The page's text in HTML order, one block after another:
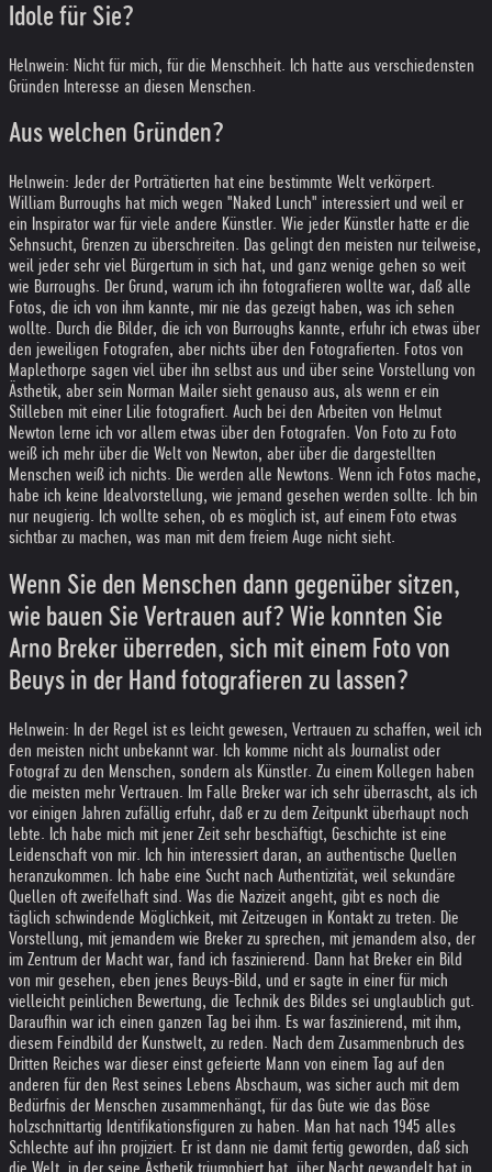
Idole für Sie?
Helnwein: Nicht für mich, für die Menschheit. Ich hatte aus verschiedensten
Gründen Interesse an diesen Menschen.
Aus welchen Gründen?
Helnwein: Jeder der Porträtierten hat eine bestimmte Welt verkörpert.
William Burroughs hat mich wegen "Naked Lunch" interessiert und weil er
ein Inspirator war für viele andere Künstler. Wie jeder Künstler hatte er die
Sehnsucht, Grenzen zu überschreiten. Das gelingt den meisten nur teilweise,
weil jeder sehr viel Bürgertum in sich hat, und ganz wenige gehen so weit
wie Burroughs. Der Grund, warum ich ihn fotografieren wollte war, daß alle
Fotos, die ich von ihm kannte, mir nie das gezeigt haben, was ich sehen
wollte. Durch die Bilder, die ich von Burroughs kannte, erfuhr ich etwas über
den jeweiligen Fotografen, aber nichts über den Fotografierten. Fotos von
Maplethorpe sagen viel über ihn selbst aus und über seine Vorstellung von
Ästhetik, aber sein Norman Mailer sieht genauso aus, als wenn er ein
Stilleben mit einer Lilie fotografiert. Auch bei den Arbeiten von Helmut
Newton lerne ich vor allem etwas über den Fotografen. Von Foto zu Foto
weiß ich mehr über die Welt von Newton, aber über die dargestellten
Menschen weiß ich nichts. Die werden alle Newtons. Wenn ich Fotos mache,
habe ich keine Idealvorstellung, wie jemand gesehen werden sollte. Ich bin
nur neugierig. Ich wollte sehen, ob es möglich ist, auf einem Foto etwas
sichtbar zu machen, was man mit dem freiem Auge nicht sieht.
Wenn Sie den Menschen dann gegenüber sitzen,
wie bauen Sie Vertrauen auf? Wie konnten Sie
Arno Breker überreden, sich mit einem Foto von
Beuys in der Hand fotografieren zu lassen?
Helnwein: In der Regel ist es leicht gewesen, Vertrauen zu schaffen, weil ich
den meisten nicht unbekannt war. Ich komme nicht als Journalist oder
Fotograf zu den Menschen, sondern als Künstler. Zu einem Kollegen haben
die meisten mehr Vertrauen. Im Falle Breker war ich sehr überrascht, als ich
vor einigen Jahren zufällig erfuhr, daß er zu dem Zeitpunkt überhaupt noch
lebte. Ich habe mich mit jener Zeit sehr beschäftigt, Geschichte ist eine
Leidenschaft von mir. Ich hin interessiert daran, an authentische Quellen
heranzukommen. Ich habe eine Sucht nach Authentizität, weil sekundäre
Quellen oft zweifelhaft sind. Was die Nazizeit angeht, gibt es noch die
täglich schwindende Möglichkeit, mit Zeitzeugen in Kontakt zu treten. Die
Vorstellung, mit jemandem wie Breker zu sprechen, mit jemandem also, der
im Zentrum der Macht war, fand ich faszinierend. Dann hat Breker ein Bild
von mir gesehen, eben jenes Beuys-Bild, und er sagte in einer für mich
vielleicht peinlichen Bewertung, die Technik des Bildes sei unglaublich gut.
Daraufhin war ich einen ganzen Tag bei ihm. Es war faszinierend, mit ihm,
diesem Feindbild der Kunstwelt, zu reden. Nach dem Zusammenbruch des
Dritten Reiches war dieser einst gefeierte Mann von einem Tag auf den
anderen für den Rest seines Lebens Abschaum, was sicher auch mit dem
Bedürfnis der Menschen zusammenhängt, für das Gute wie das Böse
holzschnittartig Identifikationsfiguren zu haben. Man hat nach 1945 alles
Schlechte auf ihn projiziert. Er ist dann nie damit fertig geworden, daß sich